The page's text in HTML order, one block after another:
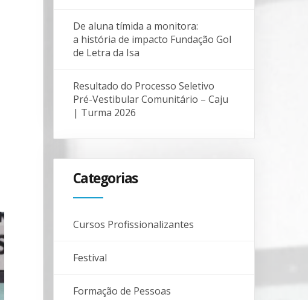
De aluna tímida a monitora:
a história de impacto Fundação Gol
de Letra da Isa
Resultado do Processo Seletivo
Pré-Vestibular Comunitário – Caju
| Turma 2026
Categorias
Cursos Profissionalizantes
Festival
Formação de Pessoas